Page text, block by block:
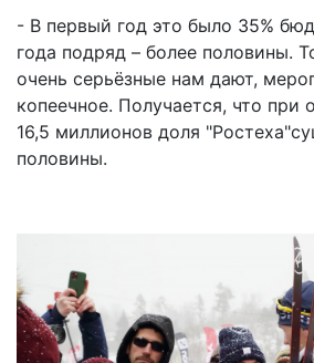
- В первый год это было 35%
года подряд – более половины.
очень серьёзные нам дают,
копеечное. Получается, что
16,5 миллионов доля
половины.